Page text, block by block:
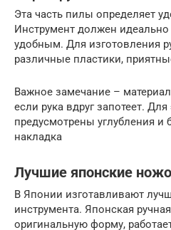
Эта часть пилы определяет
Инструмент должен
удобным. Для изготовления
различные пластики,
Важное замечание –
если рука вдруг запотеет.
предусмотрены углубления и
накладка
Лучшие японские
В Японии изготавливают
инструмента. Японская
оригинальную форму,